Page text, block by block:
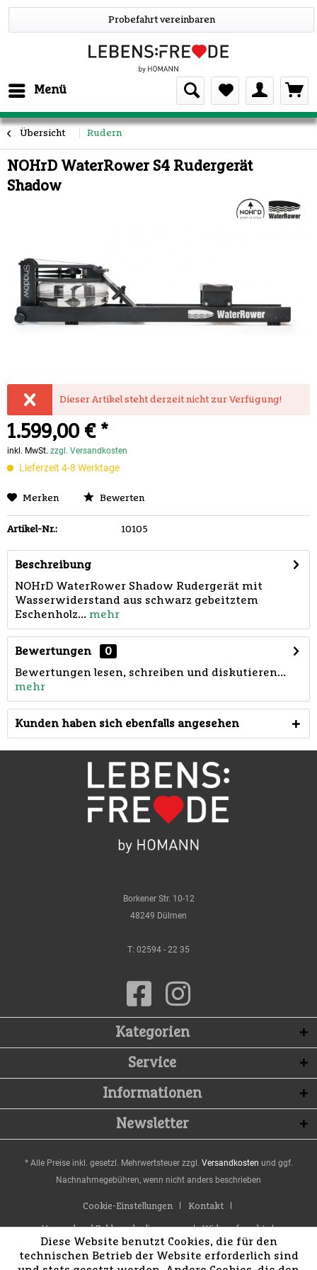
Probefahrt vereinbaren
Menü
Übersicht Rudern
NOHrD WaterRower S4 Rudergerät
Shadow
Dieser Artikel steht derzeit nicht zur Verfügung!
1.599,00 € *
inkl. MwSt. zzgl. Versandkosten
Lieferzeit 4-8 Werktage
Merken Bewerten
Artikel-Nr.: 10105
Beschreibung
NOHrD WaterRower Shadow Rudergerät mit
Wasserwiderstand aus schwarz gebeitztem
Eschenholz... mehr
Bewertungen
0
Bewertungen lesen, schreiben und diskutieren...
mehr
Kunden haben sich ebenfalls angesehen
Borkener Str. 10-12
48249 Dülmen
T: 02594 - 22 35
Kategorien
Service
Informationen
Newsletter
* Alle Preise inkl. gesetzl. Mehrwertsteuer zzgl. Versandkosten und ggf.
Nachnahmegebühren, wenn nicht anders beschrieben
Cookie-Einstellungen Kontakt
Versand und Zahlungsbedingungen Widerrufsrecht
Datenschutz AGB Impressum
Diese Website benutzt Cookies, die für den
technischen Betrieb der Website erforderlich sind